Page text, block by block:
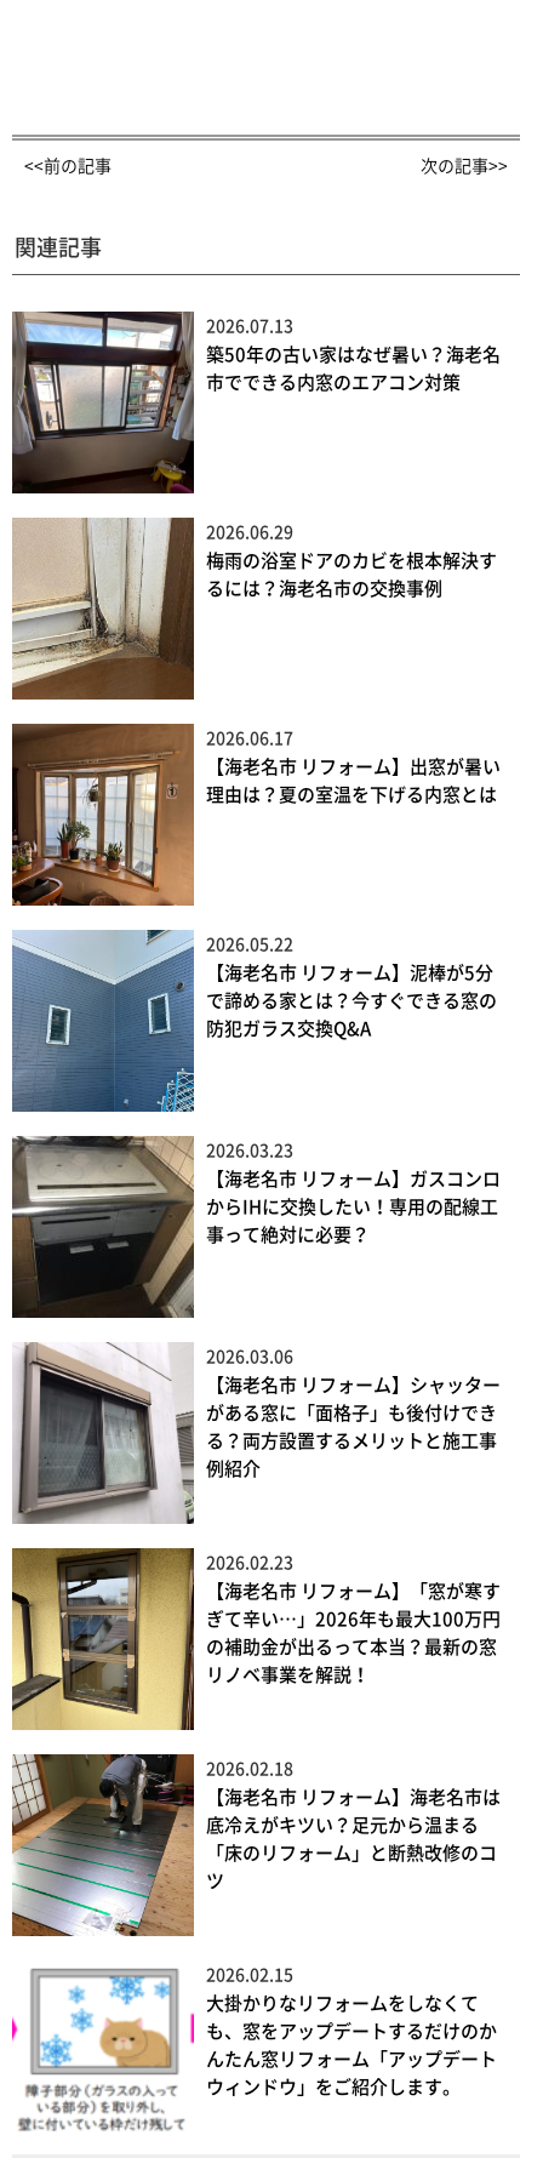
<<前の記事 次の記事>>
関連記事
2026.07.13
築50年の古い家はなぜ暑い？海老名
市でできる内窓のエアコン対策
2026.06.29
梅雨の浴室ドアのカビを根本解決す
るには？海老名市の交換事例
2026.06.17
【海老名市 リフォーム】出窓が暑い
理由は？夏の室温を下げる内窓とは
2026.05.22
【海老名市 リフォーム】泥棒が5分
で諦める家とは？今すぐできる窓の
防犯ガラス交換Q&A
2026.03.23
【海老名市 リフォーム】ガスコンロ
からIHに交換したい！専用の配線工
事って絶対に必要？
2026.03.06
【海老名市 リフォーム】シャッター
がある窓に「面格子」も後付けでき
る？両方設置するメリットと施工事
例紹介
2026.02.23
【海老名市 リフォーム】「窓が寒す
ぎて辛い…」2026年も最大100万円
の補助金が出るって本当？最新の窓
リノベ事業を解説！
2026.02.18
【海老名市 リフォーム】海老名市は
底冷えがキツい？足元から温まる
「床のリフォーム」と断熱改修のコ
ツ
2026.02.15
大掛かりなリフォームをしなくて
も、窓をアップデートするだけのか
んたん窓リフォーム「アップデート
ウィンドウ」をご紹介します。